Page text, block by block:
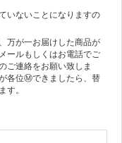
いないことになりますの
万が一お届けした商品が
ールもしくはお電話でご
ご連絡をお願い致しま
各位Ⓜできましたら、替
す。